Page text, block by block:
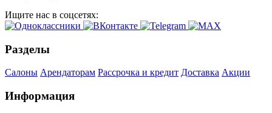
Ищите нас в соцсетях:
Разделы
Салоны Арендаторам Рассрочка и кредит Доставка Акции
Информация